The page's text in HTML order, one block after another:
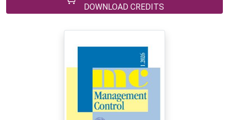
DOWNLOAD CREDITS